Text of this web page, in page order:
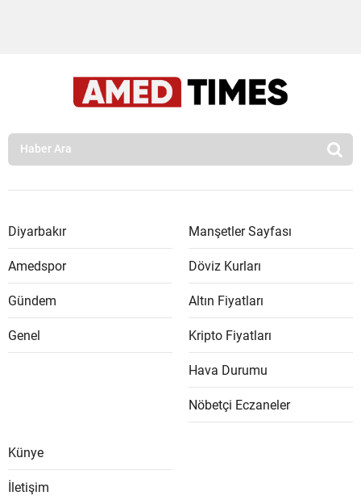
Diyarbakır
Amedspor
Gündem
Genel
Manşetler Sayfası
Döviz Kurları
Altın Fiyatları
Kripto Fiyatları
Hava Durumu
Nöbetçi Eczaneler
Künye
İletişim